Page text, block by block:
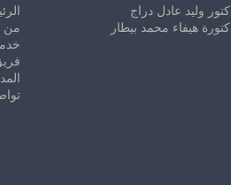
وليد عادل دراج
هيفاء محمد بيطار
من